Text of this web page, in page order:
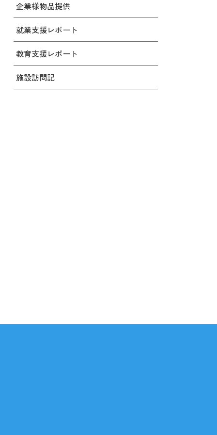
企業様物品提供
就業支援レポート
教育支援レポート
施設訪問記